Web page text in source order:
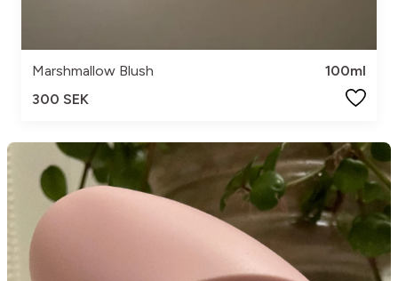
Marshmallow Blush
100ml
300 SEK